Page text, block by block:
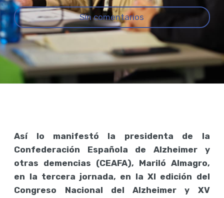
Sin comentarios
Así lo manifestó la presidenta de la
Confederación Española de Alzheimer y
otras demencias (CEAFA), Mariló Almagro,
en la tercera jornada, en la XI edición del
Congreso Nacional del Alzheimer y XV